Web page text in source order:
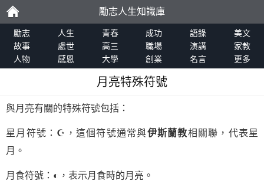
勵
志
勵志人生知識庫
勵志 人生 青春 成功 語錄
美文
故事
處世 高三 職場 演講
家教
人物
感恩 大學 創業 名言 更多
月亮特殊符號
與月亮有關的特殊符號包括：
星月符號：☪，這個符號通常與伊斯蘭教相關聯，代表星
月。
月食符號：◐，表示月食時的月亮。